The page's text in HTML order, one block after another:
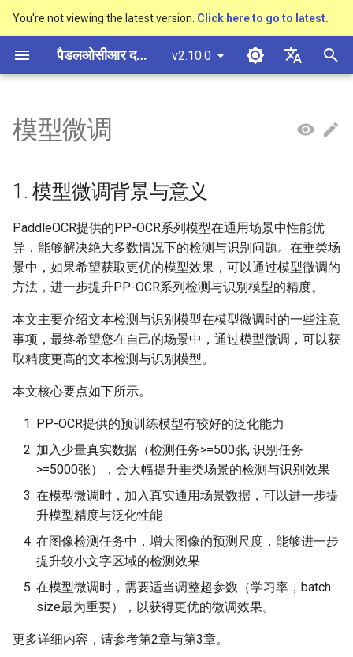
You're not viewing the latest version. Click here to go to latest.
पैडलओसीआर दस्तावेज़ीकरण v2.10.0
한국인
Help translating
खो
ज
रू
快速开始
基于C++预测引擎推理
Visual Studio 2019
Community CMake 编译指南
服务化部署
Android部署
Jetson部署
端侧部署
网页前端部署
Paddle2ONNX模型转化与预
测
云上飞桨部署工具
Benchmark
2. 文本检测模型微调
2.1 数据选择
2.2 模型选择
2.3 训练超参选择
3. 文本识别模型微调
3.2 模型选择
3.3 训练超参选择
3.4 训练调优
模型裁剪
知识蒸馏
PP-OCRv4技术报告
paddleocr package使用说明
多语言模型
动手学OCR
切片操作
分布式训练
项目克隆
配置文件内容与生成
如何生产自定义超轻量模型？
快速开始
模型库
模型训练
表格识别
版面恢复
关键信息提取
推理部署
服务化部署
文本检测算法
SAST
PSENet
FCENet
CT
文本识别算法 STAR-Net
RARE
SRN
SAR
SVTR
SVTRv2
ViTSTR
ABINet
SPIN
RobustScanner
文本超分辨率算法
公式识别算法
UniMERNet
PP-FormulaNet
表格识别算法
SDMGR
使用PaddleOCR架构添加新算
通用
制造
包装生产日期
PCB文字识别
金融
印章检测与识别
通用卡证识别
合同比对
交通
其它数据标注工具
其它数据合成工具
手写中文OCR数据集
垂类多语言OCR数据集
版面分析数据集
表格识别数据集
附录
模型微调
1. 模型微调背景与意义
PaddleOCR提供的PP-OCR系列模型在通用场景中性能优
异，能够解决绝大多数情况下的检测与识别问题。在垂类场
景中，如果希望获取更优的模型效果，可以通过模型微调的
方法，进一步提升PP-OCR系列检测与识别模型的精度。
本文主要介绍文本检测与识别模型在模型微调时的一些注意
事项，最终希望您在自己的场景中，通过模型微调，可以获
取精度更高的文本检测与识别模型。
本文核心要点如下所示。
PP-OCR提供的预训练模型有较好的泛化能力
加入少量真实数据（检测任务>=500张, 识别任务
>=5000张），会大幅提升垂类场景的检测与识别效果
在模型微调时，加入真实通用场景数据，可以进一步提
升模型精度与泛化性能
在图像检测任务中，增大图像的预测尺度，能够进一步
提升较小文字区域的检测效果
在模型微调时，需要适当调整超参数（学习率，batch
size最为重要），以获得更优的微调效果。
更多详细内容，请参考第2章与第3章。